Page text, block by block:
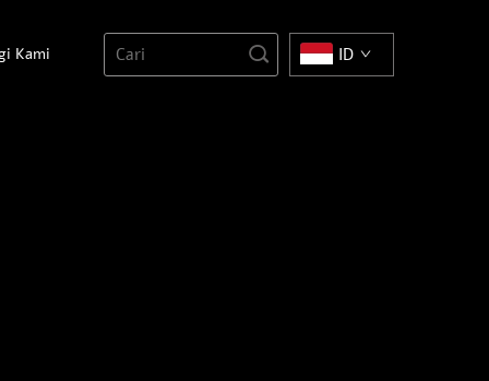
Kami ID